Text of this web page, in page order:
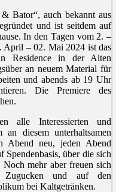
Bator“, auch bekannt aus
und ist seitdem auf
In den Tagen vom 2. –
April – 02. Mai 2024 ist das
Residence in der Alten
an neuem Material für
und abends ab 19 Uhr
Die Premiere des
alle Interessierten und
an diesem unterhaltsamen
Abend neu, jeden Abend
über die sich
mehr aber freuen sich
und auf den
bei Kaltgetränken.